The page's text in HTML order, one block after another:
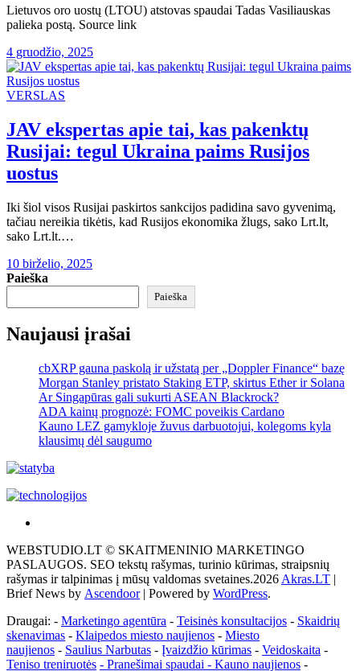
Lietuvos oro uostų (LTOU) atstovas spaudai Tadas Vasiliauskas
palieka postą. Source link
4 gruodžio, 2025
VERSLAS
JAV ekspertas apie tai, kas pakenktų
Rusijai: tegul Ukraina paims Rusijos
uostus
Iki šiol visos Rusijai paskirtos sankcijos padidina savo gyvenimą,
tačiau nereikia tikėtis, kad Rusijos ekonomika žlugs, sako Lrt.lt,
sako Lrt.lt.…
10 birželio, 2025
Paieška
Paieška
Naujausi įrašai
cbXRP gauna paskolą ir užstatą per „Doppler Finance“ bazę
Morgan Stanley pristato Staking ETP, skirtus Ether ir Solana
Ar Singapūras gali sukurti ASEAN Blackrock?
ADA kainų prognozė: FOMC poveikis Cardano
Kauno LEZ gamykloje žuvus darbuotojui, kolegoms kyla
klausimų dėl saugumo
tai
žemės
ploto
matavimo
Pagrindinis
WEBSTUDIO.LT © SKAITMENINIO MARKETINGO
PASLAUGOS. SEO tekstų rašymas, turinio kūrimas, straipsnių
rašymas ir talpinimas į mūsų valdomas svetaines.2026 Akras.LT |
Brief News by Ascendoor| Powered by WordPress.
Draugai: - Marketingo agentūra - Teisinės konsultacijos - Skaidrių
skenavimas - Klaipedos miesto naujienos - Miesto
naujienos - Saulius Narbutas - Įvaizdžio kūrimas - Veidoskaita -
Teniso treniruotės - Pranešimai spaudai - Kauno naujienos -